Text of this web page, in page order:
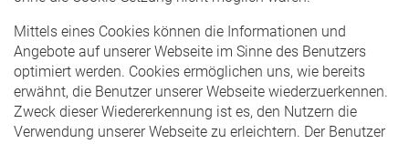
Mittels eines Cookies können die Informationen und
Angebote auf unserer Webseite im Sinne des Benutzers
optimiert werden. Cookies ermöglichen uns, wie bereits
erwähnt, die Benutzer unserer Webseite wiederzuerkennen.
Zweck dieser Wiedererkennung ist es, den Nutzern die
Verwendung unserer Webseite zu erleichtern. Der Benutzer